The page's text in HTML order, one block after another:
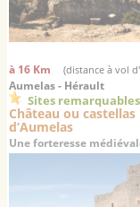
à 16 Km (distance à vol
Aumelas - Hérault
Sites remarquables
Château ou castellas
d’Aumelas
Une forteresse
veille depuis 1000 ans
du haut de son éperon